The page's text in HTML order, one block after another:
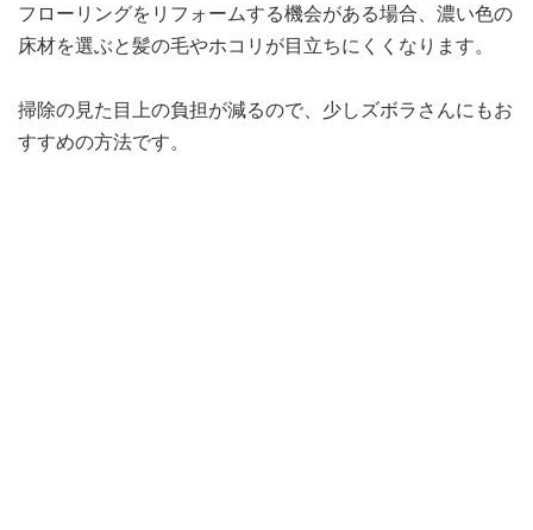
フローリングをリフォームする機会がある場合、濃い色の
床材を選ぶと髪の毛やホコリが目立ちにくくなります。
掃除の見た目上の負担が減るので、少しズボラさんにもお
すすめの方法です。